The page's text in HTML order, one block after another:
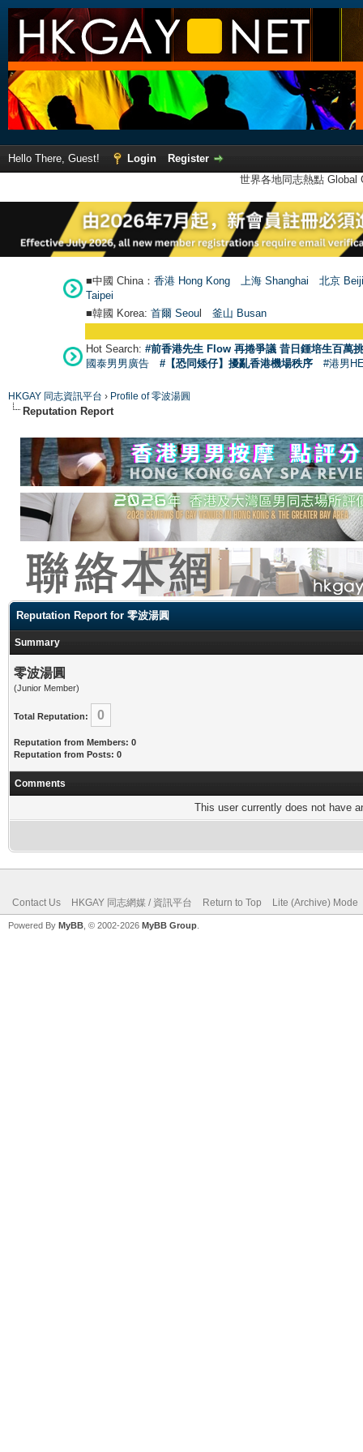
Hello There, Guest! Login
Register
世界各地同志熱點
■中國 China： 香港 Hong Kong 上海 Shanghai
北京
Taipei
■韓國 Korea: 首爾 Seoul 釜山 Busan
Hot Search: #前香港先生 Flow 再捲爭議 昔日鍾培生百萬
國泰男男廣告
#【恐同矮仔】擾亂香港機場秩序 #港男
HKGAY 同志資訊平台 › Profile of 零波湯圓
Reputation Report
Reputation Report for 零波湯圓
Summary
零波湯圓
(Junior Member)
Total Reputation: 0
Reputation from Members: 0
Reputation from Posts: 0
Comments
This user currently does not have
Contact Us HKGAY 同志網媒 / 資訊平台 Return to Top Lite (Archive) Mode
Powered By MyBB , © 2002-2026 MyBB Group